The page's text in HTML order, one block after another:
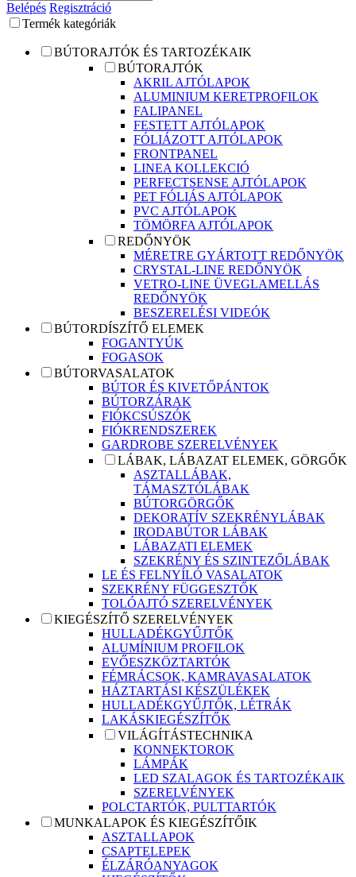
Belépés Regisztráció
Termék kategóriák
BÚTORAJTÓK ÉS TARTOZÉKAIK
BÚTORAJTÓK
AKRIL AJTÓLAPOK
ALUMINIUM KERETPROFILOK
FALIPANEL
FESTETT AJTÓLAPOK
FÓLIÁZOTT AJTÓLAPOK
FRONTPANEL
LINEA KOLLEKCIÓ
PERFECTSENSE AJTÓLAPOK
PET FÓLIÁS AJTÓLAPOK
PVC AJTÓLAPOK
TÖMÖRFA AJTÓLAPOK
REDŐNYÖK
MÉRETRE GYÁRTOTT REDŐNYÖK
CRYSTAL-LINE REDŐNYÖK
VETRO-LINE ÜVEGLAMELLÁS
REDŐNYÖK
BESZERELÉSI VIDEÓK
BÚTORDÍSZÍTŐ ELEMEK
FOGANTYÚK
FOGASOK
BÚTORVASALATOK
BÚTOR ÉS KIVETŐPÁNTOK
BÚTORZÁRAK
FIÓKCSÚSZÓK
FIÓKRENDSZEREK
GARDROBE SZERELVÉNYEK
LÁBAK, LÁBAZAT ELEMEK, GÖRGŐK
ASZTALLÁBAK,
TÁMASZTÓLÁBAK
BÚTORGÖRGŐK
DEKORATÍV SZEKRÉNYLÁBAK
IRODABÚTOR LÁBAK
LÁBAZATI ELEMEK
SZEKRÉNY ÉS SZINTEZŐLÁBAK
LE ÉS FELNYÍLÓ VASALATOK
SZEKRÉNY FÜGGESZTŐK
TOLÓAJTÓ SZERELVÉNYEK
KIEGÉSZÍTŐ SZERELVÉNYEK
HULLADÉKGYŰJTŐK
ALUMÍNIUM PROFILOK
EVŐESZKÖZTARTÓK
FÉMRÁCSOK, KAMRAVASALATOK
HÁZTARTÁSI KÉSZÜLÉKEK
HULLADÉKGYŰJTŐK, LÉTRÁK
LAKÁSKIEGÉSZÍTŐK
VILÁGÍTÁSTECHNIKA
KONNEKTOROK
LÁMPÁK
LED SZALAGOK ÉS TARTOZÉKAIK
SZERELVÉNYEK
POLCTARTÓK, PULTTARTÓK
MUNKALAPOK ÉS KIEGÉSZÍTŐIK
ASZTALLAPOK
CSAPTELEPEK
ÉLZÁRÓANYAGOK